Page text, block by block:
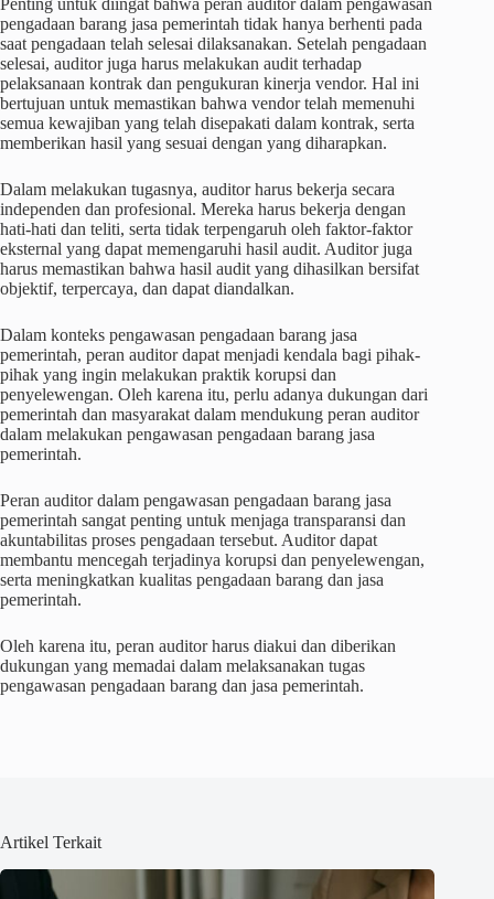
Penting untuk diingat bahwa peran auditor dalam pengawasan
pengadaan barang jasa pemerintah tidak hanya berhenti pada
saat pengadaan telah selesai dilaksanakan. Setelah pengadaan
selesai, auditor juga harus melakukan audit terhadap
pelaksanaan kontrak dan pengukuran kinerja vendor. Hal ini
bertujuan untuk memastikan bahwa vendor telah memenuhi
semua kewajiban yang telah disepakati dalam kontrak, serta
memberikan hasil yang sesuai dengan yang diharapkan.
Dalam melakukan tugasnya, auditor harus bekerja secara
independen dan profesional. Mereka harus bekerja dengan
hati-hati dan teliti, serta tidak terpengaruh oleh faktor-faktor
eksternal yang dapat memengaruhi hasil audit. Auditor juga
harus memastikan bahwa hasil audit yang dihasilkan bersifat
objektif, terpercaya, dan dapat diandalkan.
Dalam konteks pengawasan pengadaan barang jasa
pemerintah, peran auditor dapat menjadi kendala bagi pihak-
pihak yang ingin melakukan praktik korupsi dan
penyelewengan. Oleh karena itu, perlu adanya dukungan dari
pemerintah dan masyarakat dalam mendukung peran auditor
dalam melakukan pengawasan pengadaan barang jasa
pemerintah.
Peran auditor dalam pengawasan pengadaan barang jasa
pemerintah sangat penting untuk menjaga transparansi dan
akuntabilitas proses pengadaan tersebut. Auditor dapat
membantu mencegah terjadinya korupsi dan penyelewengan,
serta meningkatkan kualitas pengadaan barang dan jasa
pemerintah.
Oleh karena itu, peran auditor harus diakui dan diberikan
dukungan yang memadai dalam melaksanakan tugas
pengawasan pengadaan barang dan jasa pemerintah.
Artikel Terkait